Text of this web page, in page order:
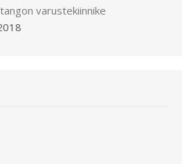
varustekiinnike